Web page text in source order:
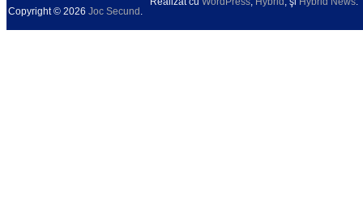
Copyright © 2026 Joc Secund .